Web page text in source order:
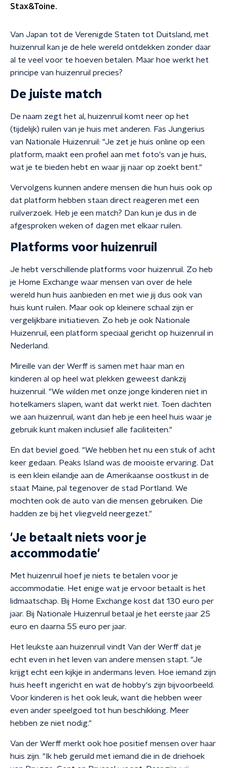
Stax&Toine.
Van Japan tot de Verenigde Staten tot Duitsland, met
huizenruil kan je de hele wereld ontdekken zonder daar
al te veel voor te hoeven betalen. Maar hoe werkt het
principe van huizenruil precies?
De juiste match
De naam zegt het al, huizenruil komt neer op het
(tijdelijk) ruilen van je huis met anderen. Fas Jungerius
van Nationale Huizenruil: "Je zet je huis online op een
platform, maakt een profiel aan met foto's van je huis,
wat je te bieden hebt en waar jij naar op zoekt bent."
Vervolgens kunnen andere mensen die hun huis ook op
dat platform hebben staan direct reageren met een
ruilverzoek. Heb je een match? Dan kun je dus in de
afgesproken weken of dagen met elkaar ruilen.
Platforms voor huizenruil
Je hebt verschillende platforms voor huizenruil. Zo heb
je Home Exchange waar mensen van over de hele
wereld hun huis aanbieden en met wie jij dus ook van
huis kunt ruilen. Maar ook op kleinere schaal zijn er
vergelijkbare initiatieven. Zo heb je ook Nationale
Huizenruil, een platform speciaal gericht op huizenruil in
Nederland.
Mireille van der Werff is samen met haar man en
kinderen al op heel wat plekken geweest dankzij
huizenruil. "We wilden met onze jonge kinderen niet in
hotelkamers slapen, want dat werkt niet. Toen dachten
we aan huizenruil, want dan heb je een heel huis waar je
gebruik kunt maken inclusief alle faciliteiten."
En dat beviel goed. "We hebben het nu een stuk of acht
keer gedaan. Peaks Island was de mooiste ervaring. Dat
is een klein eilandje aan de Amerikaanse oostkust in de
staat Maine, pal tegenover de stad Portland. We
mochten ook de auto van die mensen gebruiken. Die
hadden ze bij het vliegveld neergezet."
'Je betaalt niets voor je
accommodatie'
Met huizenruil hoef je niets te betalen voor je
accommodatie. Het enige wat je ervoor betaalt is het
lidmaatschap. Bij Home Exchange kost dat 130 euro per
jaar. Bij Nationale Huizenruil betaal je het eerste jaar 25
euro en daarna 55 euro per jaar.
Het leukste aan huizenruil vindt Van der Werff dat je
echt even in het leven van andere mensen stapt. "Je
krijgt echt een kijkje in andermans leven. Hoe iemand zijn
huis heeft ingericht en wat de hobby's zijn bijvoorbeeld.
Voor kinderen is het ook leuk, want die hebben weer
even ander speelgoed tot hun beschikking. Meer
hebben ze niet nodig."
Van der Werff merkt ook hoe positief mensen over haar
huis zijn. "Ik heb geruild met iemand die in de driehoek